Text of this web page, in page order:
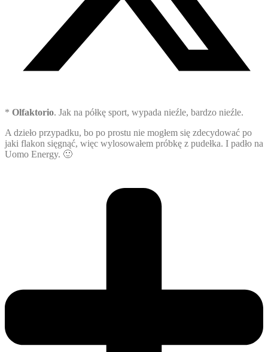
* Olfaktorio. Jak na półkę sport, wypada nieźle, bardzo nieźle.
A dzieło przypadku, bo po prostu nie mogłem się zdecydować po
jaki flakon sięgnąć, więc wylosowałem próbkę z pudełka. I padło na
Uomo Energy. 🙂